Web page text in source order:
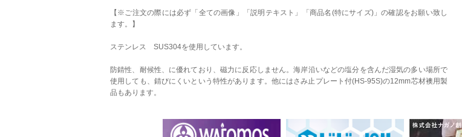
【※ご注文の際には必ず「全ての画像」「説明テキスト」「商品名(特にサイズ)」の確認をお願い致し
ます。】
ステンレス SUS304を使用しています。
防錆性、耐候性、に優れており、磁力に反応しません。海岸沿いなどの塩分を含んだ湿気の多い場所で
使用しても、錆びにくいという特性があります。他にはさみ止プレート付(HS-95S)の12mm芯材襖用製
品もあります。